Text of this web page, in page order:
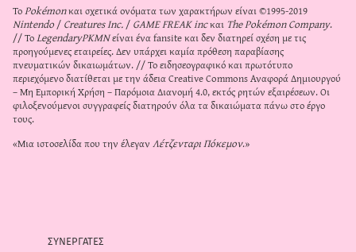
ΤοPokémonκαι σχετικά ονόματα των χαρακτήρων είναι ©1995-2019
Nintendo/Creatures Inc./GAME FREAK incκαι The Pokémon Company.
// ΤοLegendaryPKMNείναι ένα fansite και δεν διατηρεί σχέση με τις
προηγούμενες εταιρείες. Δεν υπάρχει καμία πρόθεση παραβίασης
πνευματικών δικαιωμάτων. // Το ειδησεογραφικό και πρωτότυπο
περιεχόμενο διατίθεται με την άδειαCreative Commons Αναφορά Δημιουργού
– Μη Εμπορική Χρήση – Παρόμοια Διανομή 4.0, εκτός ρητών εξαιρέσεων. Οι
φιλοξενούμενοι συγγραφείς διατηρούν όλα τα δικαιώματα πάνω στο έργο
τους.
«Μια ιστοσελίδα που την έλεγανΛέτζενταρι Πόκεμον.»
συνεργατες